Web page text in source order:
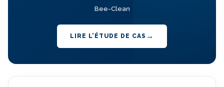
Bee-Clean
LIRE L’ÉTUDE DE CAS